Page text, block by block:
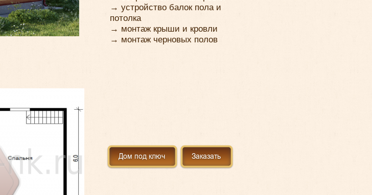
→ устройство балок пола и
потолка
→ монтаж крыши и кровли
→ монтаж черновых полов